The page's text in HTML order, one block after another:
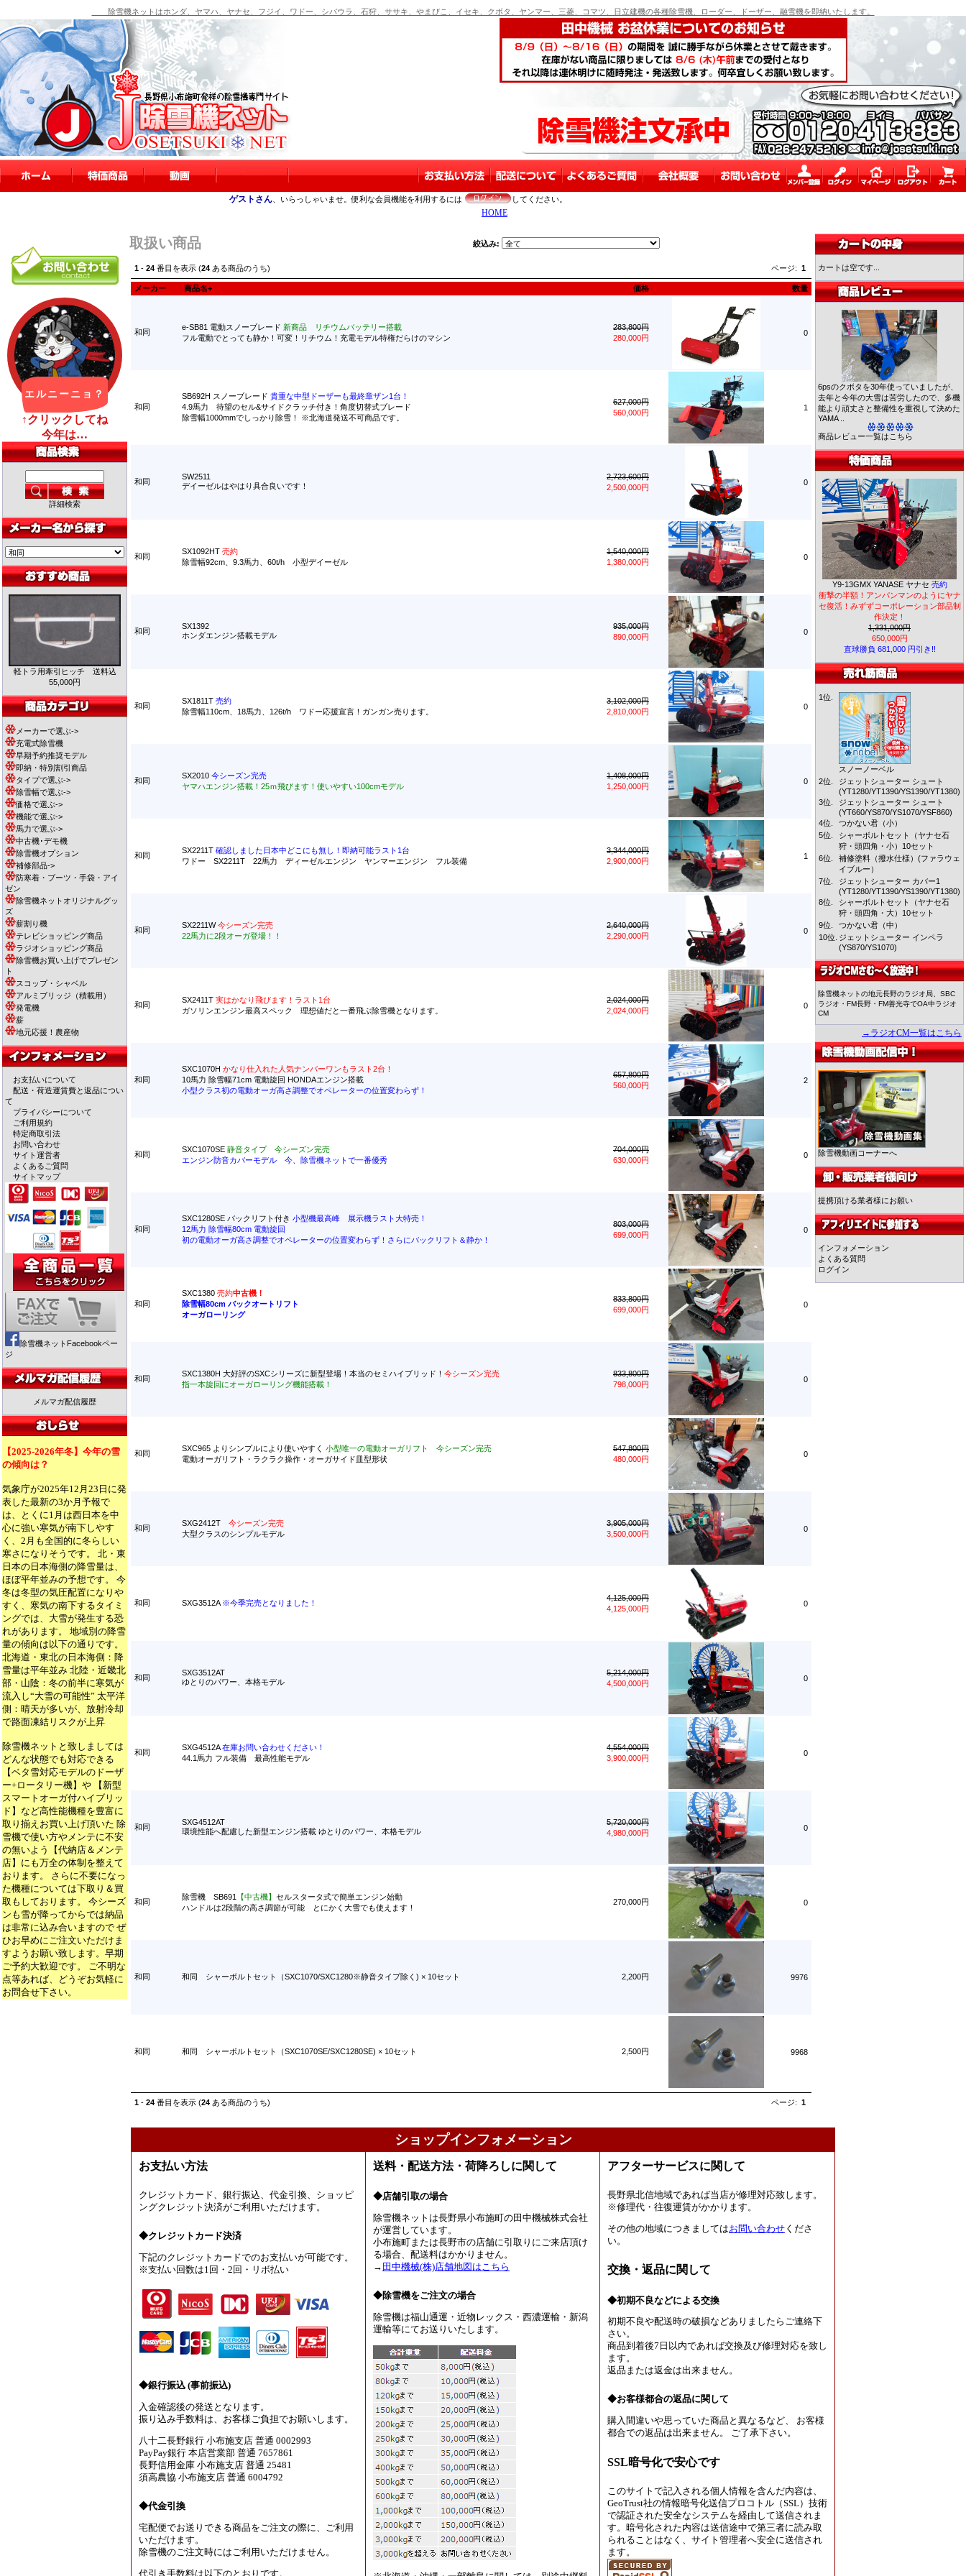
除雪機ネットはホンダ、ヤマハ、ヤナセ、フジイ、ワドー、シバウラ、石狩、ササキ、やまびこ、イセキ、クボタ、ヤンマー、三菱、コマツ、日立建機の各種除雪機、ローダー、ドーザー、融雪機を即納いたします。
ゲストさん 、いらっしゃいませ。便利な会員機能を利用するには してください。
HOME
詳細検索
軽トラ用牽引ヒッチ 送料込
55,000円
メーカーで選ぶ->
充電式除雪機
早期予約推奨モデル
即納・特別割引商品
タイプで選ぶ->
除雪幅で選ぶ->
価格で選ぶ->
機能で選ぶ->
馬力で選ぶ->
中古機･デモ機
除雪機オプション
補修部品->
防寒着・ブーツ・手袋・アイ
ゼン
除雪機ネットオリジナルグッ
ズ
薪割り機
テレビショッピング商品
ラジオショッピング商品
除雪機お買い上げでプレゼン
ト
スコップ・シャベル
アルミブリッジ（積載用）
発電機
薪
地元応援！農産物
お支払いについて
配送・荷造運賃費と返品につい
て
プライバシーについて
ご利用規約
特定商取引法
お問い合わせ
サイト運営者
よくあるご質問
サイトマップ
除雪機ネットFacebookペー
ジ
メルマガ配信履歴
【2025-2026年冬】今年の雪
の傾向は？
気象庁が2025年12月23日に発
表した最新の3か月予報で
は、とくに1月は西日本を中
心に強い寒気が南下しやす
く、2月も全国的に冬らしい
寒さになりそうです。 北・東
日本の日本海側の降雪量は、
ほぼ平年並みの予想です。 今
冬は冬型の気圧配置になりや
すく、寒気の南下するタイミ
ングでは、大雪が発生する恐
れがあります。 地域別の降雪
量の傾向は以下の通りです。
北海道・東北の日本海側：降
雪量は平年並み 北陸・近畿北
部・山陰：冬の前半に寒気が
流入し“大雪の可能性” 太平洋
側：晴天が多いが、放射冷却
で路面凍結リスクが上昇
除雪機ネットと致しましては
どんな状態でも対応できる
【ベタ雪対応モデルのドーザ
ー+ロータリー機】や 【新型
スマートオーガ付ハイブリッ
ド】など高性能機種を豊富に
取り揃えお買い上げ頂いた 除
雪機で使い方やメンテに不安
の無いよう【代納店＆メンテ
店】にも万全の体制を整えて
おります。 さらに不要になっ
た機種については下取り＆買
取もしております。 今シーズ
ンも雪が降ってからでは納品
は非常に込み合いますので ぜ
ひお早めにご注文いただけま
すようお願い致します。早期
ご予約大歓迎です。 ご不明な
点等あれば、どうぞお気軽に
お問合せ下さい。
取扱い商品 絞込み:
1 - 24 番目を表示 (24 ある商品のうち) ページ: 1
メーカー 商品名+ 価格 数量
和同
e-SB81 電動スノーブレード 新商品 リチウムバッテリー搭載
フル電動でとっても静か！可変！リチウム！充電モデル特権だらけのマシン
283,800円
280,000円
0
和同
SB692H スノーブレード 貴重な中型ドーザーも最終章ザン1台！
4.9馬力 待望のセル&サイドクラッチ付き！角度切替式ブレード
除雪幅1000mmでしっかり除雪！ ※北海道発送不可商品です。
627,000円
560,000円
1
和同
SW2511
デイーゼルはやはり具合良いです！
2,723,600円
2,500,000円
0
和同
SX1092HT 売約
除雪幅92cm、9.3馬力、60t/h 小型デイーゼル
1,540,000円
1,380,000円
0
和同
SX1392
ホンダエンジン搭載モデル
935,000円
890,000円
0
和同
SX1811T 売約
除雪幅110cm、18馬力、126t/h ワドー応援宣言！ガンガン売ります。
3,102,000円
2,810,000円
0
和同
SX2010 今シーズン完売
ヤマハエンジン搭載！25ｍ飛びます！使いやすい100cmモデル
1,408,000円
1,250,000円
0
和同
SX2211T 確認しました日本中どこにも無し！即納可能ラスト1台
ワドー SX2211T 22馬力 ディーゼルエンジン ヤンマーエンジン フル装備
3,344,000円
2,900,000円
1
和同
SX2211W今シーズン完売
22馬力に2段オーガ登場！！
2,640,000円
2,290,000円
0
和同
SX2411T 実はかなり飛びます！ラスト1台
ガソリンエンジン最高スペック 理想値だと一番飛ぶ除雪機となります。
2,024,000円
2,024,000円
0
和同
SXC1070H かなり仕入れた人気ナンバーワンもラスト2台！
10馬力 除雪幅71cm 電動旋回 HONDAエンジン搭載
小型クラス初の電動オーガ高さ調整でオペレーターの位置変わらず！
657,800円
560,000円
2
和同
SXC1070SE 静音タイプ 今シーズン完売
エンジン防音カバーモデル 今、除雪機ネットで一番優秀
704,000円
630,000円
0
和同
SXC1280SE バックリフト付き 小型機最高峰 展示機ラスト大特売！
12馬力 除雪幅80cm 電動旋回
初の電動オーガ高さ調整でオペレーターの位置変わらず！さらにバックリフト＆静か！
803,000円
699,000円
0
和同
SXC1380 売約中古機！
除雪幅80cm バックオートリフト
オーガローリング
833,800円
699,000円
0
和同
SXC1380H 大好評のSXCシリーズに新型登場！本当のセミハイブリッド！ 今シーズン完売
指一本旋回にオーガローリング機能搭載！
833,800円
798,000円
0
和同
SXC965 よりシンプルにより使いやすく 小型唯一の電動オーガリフト 今シーズン完売
電動オーガリフト・ラクラク操作・オーガサイド皿型形状
547,800円
480,000円
0
和同
SXG2412T 今シーズン完売
大型クラスのシンプルモデル
3,905,000円
3,500,000円
0
和同 SXG3512A ※今季完売となりました！
4,125,000円
4,125,000円
0
和同
SXG3512AT
ゆとりのパワー、本格モデル
5,214,000円
4,500,000円
0
和同
SXG4512A在庫お問い合わせください！
44.1馬力 フル装備 最高性能モデル
4,554,000円
3,900,000円
0
和同
SXG4512AT
環境性能へ配慮した新型エンジン搭載 ゆとりのパワー、本格モデル
5,720,000円
4,980,000円
0
和同
除雪機 SB691 【中古機】 セルスタータ式で簡単エンジン始動
ハンドルは2段階の高さ調節が可能 とにかく大雪でも使えます！
270,000円 0
和同 和同 シャーボルトセット（SXC1070/SXC1280※静音タイプ除く) × 10セット 2,200円 9976
和同 和同 シャーボルトセット（SXC1070SE/SXC1280SE) × 10セット 2,500円 9968
1 - 24 番目を表示 (24 ある商品のうち) ページ: 1
カートは空です...
6psのクボタを30年使っていましたが、
去年と今年の大雪は苦労したので、多機
能より頑丈さと整備性を重視して決めた
YAMA ..
商品レビュー一覧はこちら
Y9-13GMX YANASE ヤナセ 売約
衝撃の半額！アンパンマンのようにヤナ
セ復活！みずずコーポレーション部品制
作決定！
1,331,000円
650,000円
直球勝負 681,000 円引き!!
1位.
スノーノーベル
2位.
ジェットシューター シュート
(YT1280/YT1390/YS1390/YT1380)
3位.
ジェットシューター シュート
(YT660/YS870/YS1070/YSF860)
4位.
つかない君（小）
5位.
シャーボルトセット（ヤナセ石
狩・頭四角・小）10セット
6位.
補修塗料（撥水仕様）(ファラウェ
イブルー）
7位.
ジェットシューター カバー1
(YT1280/YT1390/YS1390/YT1380)
8位.
シャーボルトセット（ヤナセ石
狩・頭四角・大）10セット
9位.
つかない君（中）
10位. ジェットシューター インペラ
(YS870/YS1070)
除雪機ネットの地元長野のラジオ局、SBC
ラジオ・FM長野・FM善光寺でOA中ラジオ
CM
→ラジオCM一覧はこちら
除雪機動画コーナーへ
提携頂ける業者様にお願い
インフォメーション
よくある質問
ログイン
ショップインフォメーション
お支払い方法
クレジットカード、銀行振込、代金引換、ショッピ
ングクレジット決済がご利用いただけます。
◆クレジットカード決済
下記のクレジットカードでのお支払いが可能です。
※支払い回数は1回・2回・リボ払い
◆銀行振込 (事前振込)
入金確認後の発送となります。
振り込み手数料は、お客様ご負担でお願いします。
八十二長野銀行 小布施支店 普通 0002993
PayPay銀行 本店営業部 普通 7657861
長野信用金庫 小布施支店 普通 25481
須高農協 小布施支店 普通 6004792
◆代金引換
宅配便でお送りできる商品をご注文の際に、ご利用
いただけます。
除雪機のご注文時にはご利用いただけません。
代引き手数料は以下のとおりです。
送料・配送方法・荷降ろしに関して
◆店舗引取の場合
除雪機ネットは長野県小布施町の田中機械株式会社
が運営しています。
小布施町または長野市の店舗に引取りにご来店頂け
る場合、配送料はかかりません。
→ 田中機械(株)店舗地図はこちら
◆除雪機をご注文の場合
除雪機は福山通運・近物レックス・西濃運輸・新潟
運輸等にてお送りいたします。
アフターサービスに関して
長野県北信地域であれば当店が修理対応致します。
※修理代・往復運賃がかかります。
その他の地域につきましてはお問い合わせ くださ
い。
交換・返品に関して
◆初期不良などによる交換
初期不良や配送時の破損などありましたらご連絡下
さい。
商品到着後7日以内であれば交換及び修理対応を致し
ます。
返品または返金は出来ません。
◆お客様都合の返品に関して
購入間違いや思っていた商品と異なるなど、 お客様
都合での返品は出来ません。 ご了承下さい。
SSL暗号化で安心です
このサイトで記入される個人情報を含んだ内容は、
GeoTrust社の情報暗号化送信プロコトル（SSL）技術
で認証された安全なシステムを経由して送信されま
す。暗号化された内容は送信途中で第三者に読み取
られることはなく、サイト管理者へ安全に送信され
ます。